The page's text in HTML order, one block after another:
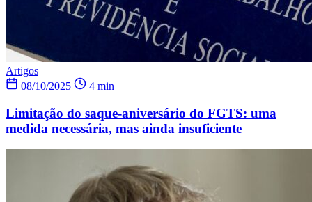
Artigos
08/10/2025
4 min
Limitação do saque-aniversário do FGTS: uma
medida necessária, mas ainda insuficiente